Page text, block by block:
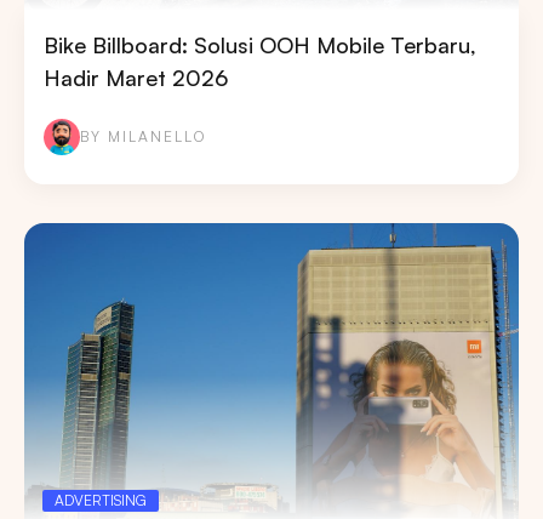
Bike Billboard: Solusi OOH Mobile Terbaru,
Hadir Maret 2026
BY MILANELLO
ADVERTISING